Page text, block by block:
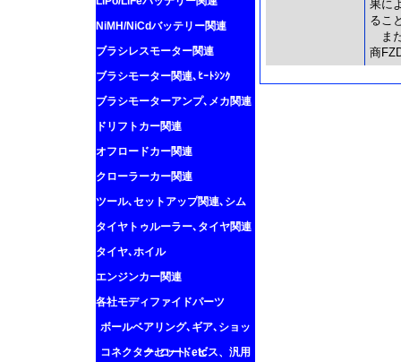
NiMH/NiCdバッテリー関連
ブラシレスモーター関連
ブラシモーター関連､ﾋｰﾄｼﾝｸ
ブラシモーターアンプ､メカ関連
ドリフトカー関連
オフロードカー関連
クローラーカー関連
ツール､セットアップ関連､シム
タイヤトゥルーラー､タイヤ関連
タイヤ､ホイル
エンジンカー関連
各社モディファイドパーツ
ボールベアリング､ギア､ショッ
クセット､etc
コネクター､コード､ビス、汎用
果に
るこ
ま
商